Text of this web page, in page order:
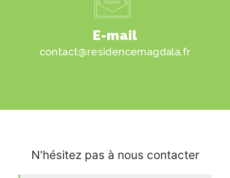
E-mail
contact@residencemagdala.fr
N'hésitez pas à nous contacter